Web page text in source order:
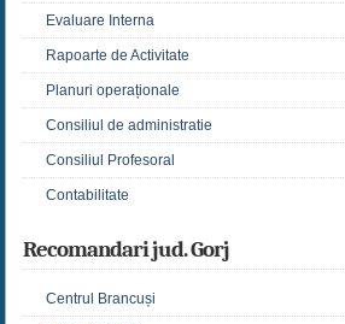
Evaluare Interna
Rapoarte de Activitate
Planuri operaționale
Consiliul de administratie
Consiliul Profesoral
Contabilitate
Recomandari jud. Gorj
Centrul Brancuși